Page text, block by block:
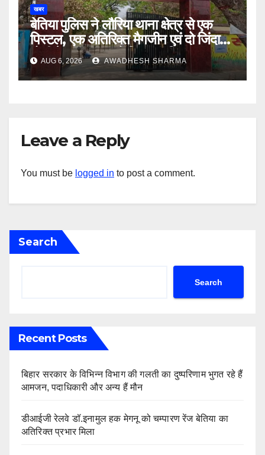
खबर
बेतिया पुलिस ने लौरिया थाना क्षेत्र से एक
पिस्टल, एक अतिरिक्त मैगजीन एवं दो जिंदा
गोली के साथ एक को गिरफ्तार दिया
AUG 6, 2026 AWADHESH SHARMA
Leave a Reply
You must be logged in to post a comment.
Search
Search
Recent Posts
बिहार सरकार के विभिन्न विभाग की गलती का दुष्परिणाम भुगत रहे हैं
आमजन, पदाधिकारी और अन्य हैं मौन
डीआईजी रेलवे डॉ.इनामुल हक मेगनू को चम्पारण रेंज बेतिया का
अतिरिक्त प्रभार मिला